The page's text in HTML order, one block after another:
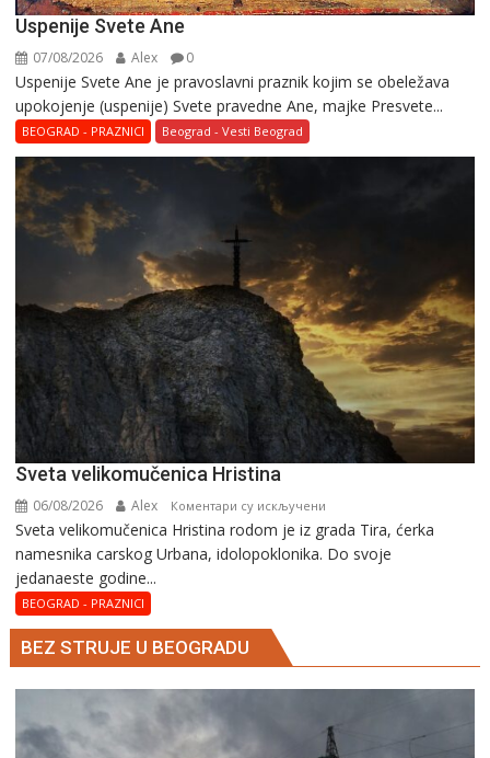
Uspenije Svete Ane
07/08/2026 Alex 0
Uspenije Svete Ane je pravoslavni praznik kojim se obeležava
upokojenje (uspenije) Svete pravedne Ane, majke Presvete...
BEOGRAD - PRAZNICI Beograd - Vesti Beograd
Svеta vеlikоmučеnica Hristina
06/08/2026 Alex Коментари су искључени
Svеta
vеlikоmučеnica
Svеta vеlikоmučеnica Hristina rodom je iz grada Tira, ćerka
namesnika carskog Urbana, idolopoklonika. Dо svоје
јеdanaеstе gоdinе...
BEOGRAD - PRAZNICI
BEZ STRUJE U BEOGRADU